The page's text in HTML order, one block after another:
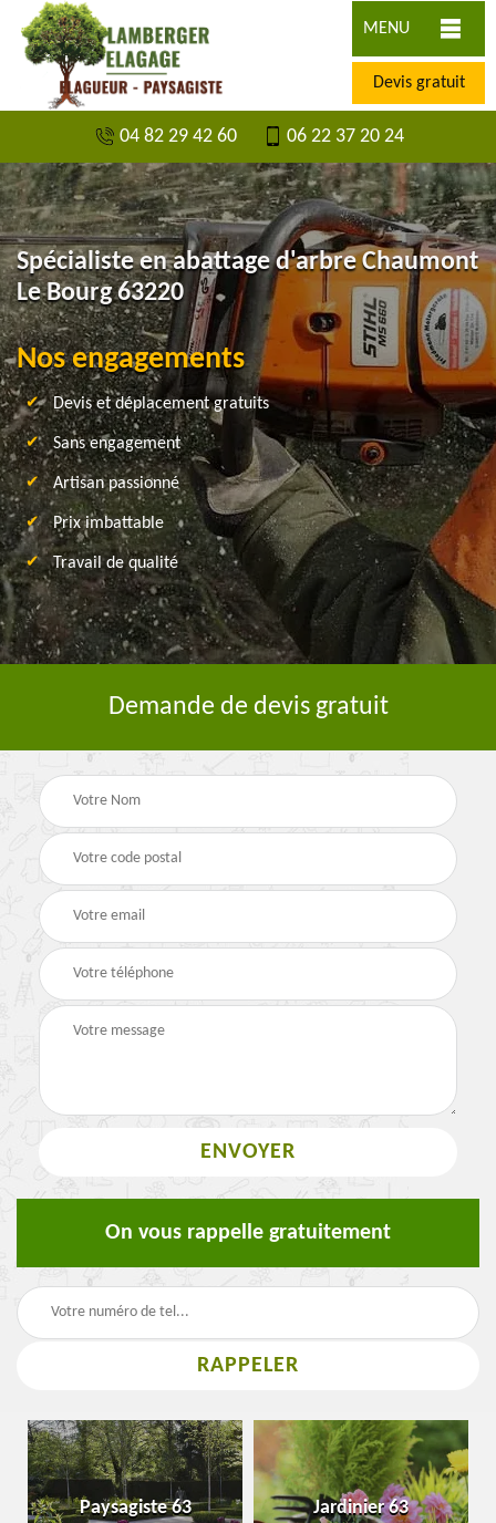
MENU
Devis gratuit
04 82 29 42 60 06 22 37 20 24
Spécialiste en abattage d'arbre Chaumont
Le Bourg 63220
Nos engagements
Devis et déplacement gratuits
Sans engagement
Artisan passionné
Prix imbattable
Travail de qualité
Demande de devis gratuit
On vous rappelle gratuitement
Paysagiste 63 Jardinier 63